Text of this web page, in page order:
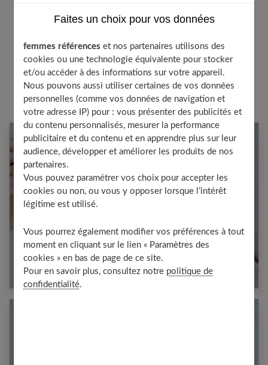
Sortir d’une relation toxique : guide pour
votre liberté
Faites un choix pour vos données
femmes références et nos partenaires utilisons des
cookies ou une technologie équivalente pour stocker
et/ou accéder à des informations sur votre appareil.
Nous pouvons aussi utiliser certaines de vos données
personnelles (comme vos données de navigation et
votre adresse IP) pour : vous présenter des publicités et
du contenu personnalisés, mesurer la performance
publicitaire et du contenu et en apprendre plus sur leur
audience, développer et améliorer les produits de nos
partenaires.
Vous pouvez paramétrer vos choix pour accepter les
cookies ou non, ou vous y opposer lorsque l’intérêt
légitime est utilisé.
Vous pourrez également modifier vos préférences à tout
moment en cliquant sur le lien « Paramètres des
cookies » en bas de page de ce site.
Pour en savoir plus, consultez notre politique de
confidentialité.